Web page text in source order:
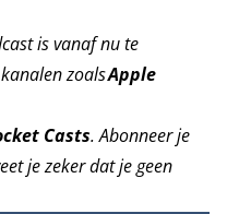
is vanaf nu te
zoalsApple
Casts. Abonneer je
je zeker dat je geen